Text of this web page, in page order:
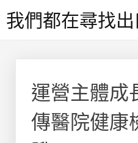
to我們都在尋找出
運營主體成
傳醫院健康